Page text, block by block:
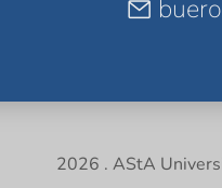
2026 . AStA